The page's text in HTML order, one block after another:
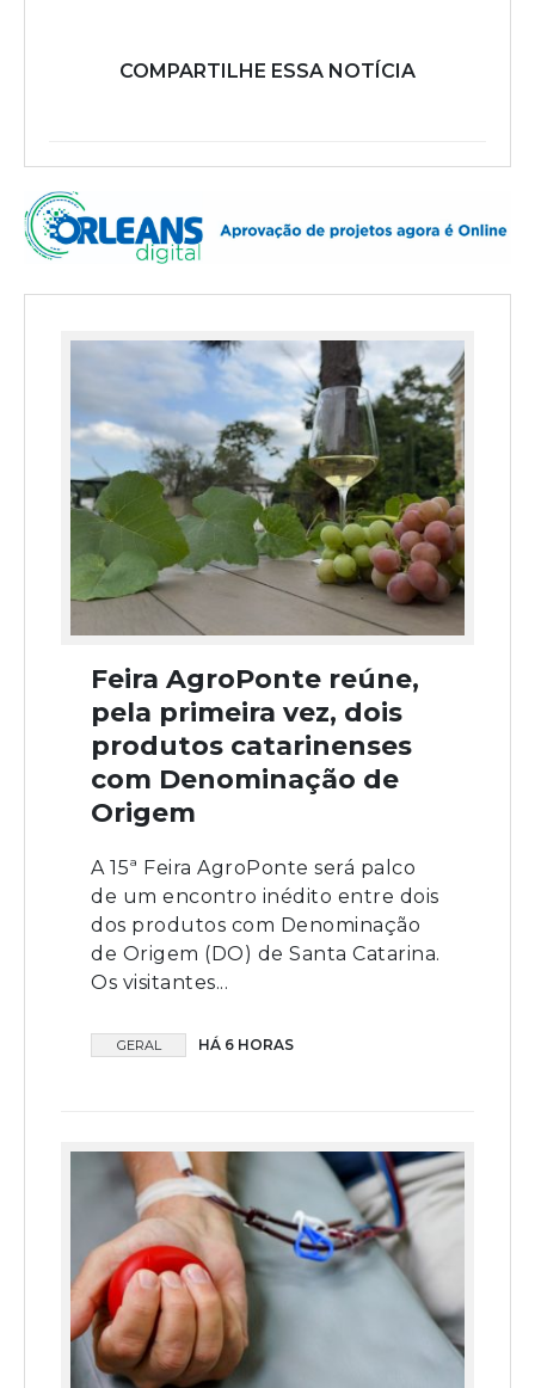
COMPARTILHE ESSA NOTÍCIA
Feira AgroPonte reúne,
pela primeira vez, dois
produtos catarinenses
com Denominação de
Origem
A 15ª Feira AgroPonte será palco
de um encontro inédito entre dois
dos produtos com Denominação
de Origem (DO) de Santa Catarina.
Os visitantes...
GERAL HÁ 6 HORAS